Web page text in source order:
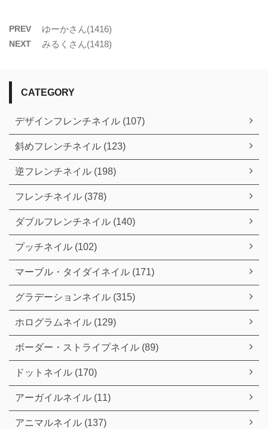
PREV ゆーかさん(1416)
NEXT みるくさん(1418)
CATEGORY
デザインフレンチネイル (107)
斜めフレンチネイル (123)
逆フレンチネイル (198)
フレンチネイル (378)
ダブルフレンチネイル (140)
プッチネイル (102)
マーブル・タイダイネイル (171)
グラデーションネイル (315)
ホログラムネイル (129)
ボーダー・ストライプネイル (89)
ドットネイル (170)
アーガイルネイル (11)
アニマルネイル (137)